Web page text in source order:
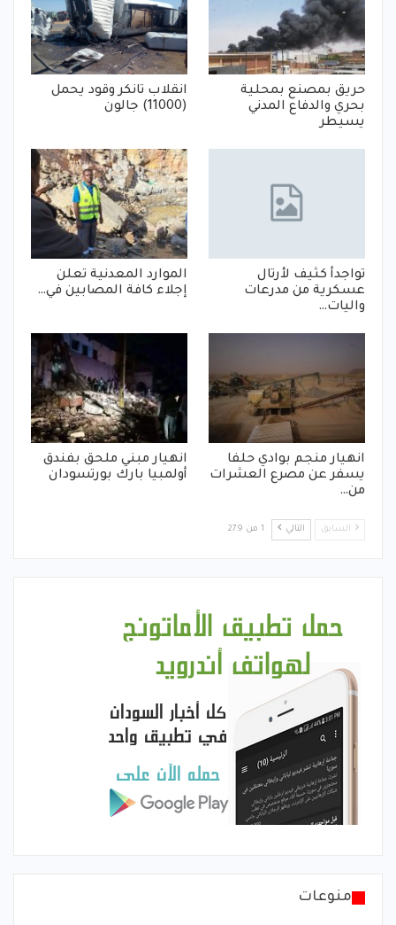
حريق بمصنع بمحلية
بحري والدفاع المدني
يسيطر
انقلاب تانكر وقود يحمل
(11000) جالون
تواجدأ كثيف لأرتال
عسكرية من مدرعات
واليات…
الموارد المعدنية تعلن
إجلاء كافة المصابين في…
انهيار منجم بوادي حلفا
يسفر عن مصرع العشرات
من…
انهيار مبني ملحق بفندق
أولمبيا بارك بورتسودان
السابق التالي 1 من 279
منوعات